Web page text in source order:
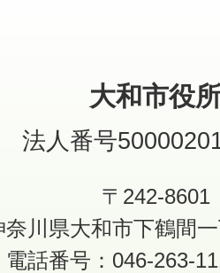
大和市役
法人番号
〒242-8601
奈川県大和市下鶴間
電話番号：046-263-